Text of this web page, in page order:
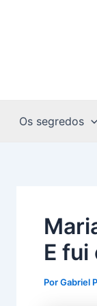
Os segredos
E fui
PorGabriel